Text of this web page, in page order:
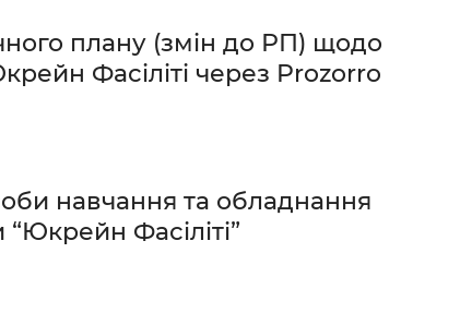
плану (змін до РП) щодо
Фасіліті через Prozorro
навчання та обладнання
Фасіліті”